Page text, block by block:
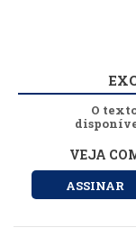
O
VEJA
ASSINAR